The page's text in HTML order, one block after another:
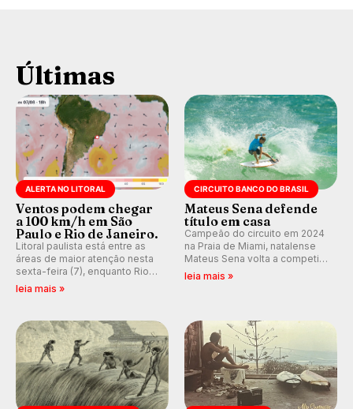
Últimas
ALERTA NO LITORAL
Ventos podem chegar
a 100 km/h em São
Paulo e Rio de Janeiro.
Litoral paulista está entre as
áreas de maior atenção nesta
sexta-feira (7), enquanto Rio
de Janeiro também recebe
km/h em Itanhaém.
leia mais »
CIRCUITO BANCO DO BRASIL
Mateus Sena defende
título em casa
Campeão do circuito em 2024
na Praia de Miami, natalense
Mateus Sena volta a competir
em casa em busca de manter a
leia mais »